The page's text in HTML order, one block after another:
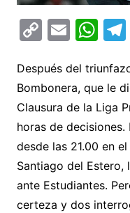
C
p
y
Li
n
k
E
ai
l
W
at
s
A
p
p
Después del
Bombonera, que le
Clausura de la Liga
horas de
desde las 21.00 en
Santiago del Estero,
ante Estudiantes.
certeza y dos